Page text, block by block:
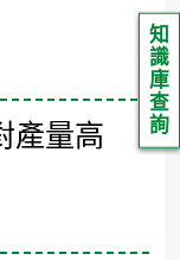
知
識
庫
查
詢
產量高